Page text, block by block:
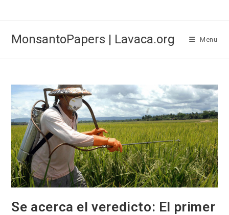
MonsantoPapers | Lavaca.org Menu
Se acerca el veredicto: El primer